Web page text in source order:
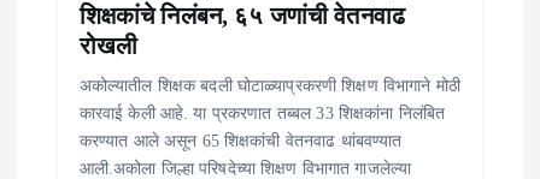
शिक्षकांचे निलंबन, ६५ जणांची वेतनवाढ
रोखली
अकोल्यातील शिक्षक बदली घोटाळ्याप्रकरणी शिक्षण विभागाने मोठी
कारवाई केली आहे. या प्रकरणात तब्बल 33 शिक्षकांना निलंबित
करण्यात आले असून 65 शिक्षकांची वेतनवाढ थांबवण्यात
आली.अकोला जिल्हा परिषदेच्या शिक्षण विभागात गाजलेल्या